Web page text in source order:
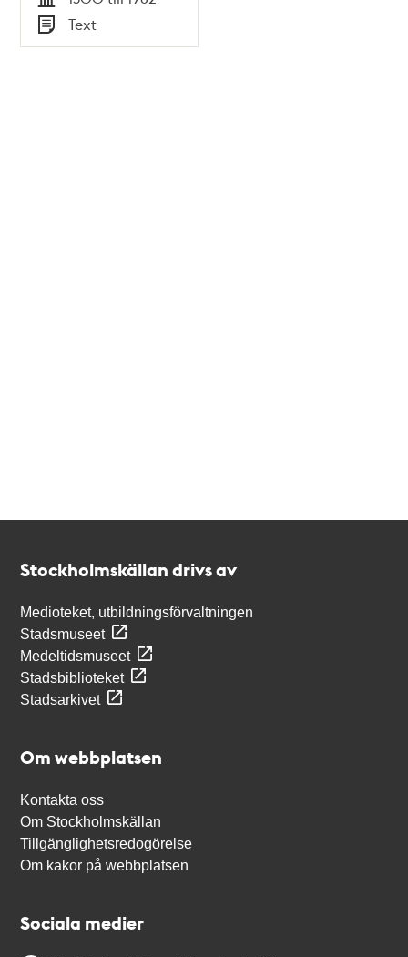
Tid
Typ
Text
Stockholmskällan drivs av
Medioteket, utbildningsförvaltningen
Stadsmuseet
Medeltidsmuseet
Stadsbiblioteket
Stadsarkivet
Om webbplatsen
Kontakta oss
Om Stockholmskällan
Tillgänglighetsredogörelse
Om kakor på webbplatsen
Sociala medier